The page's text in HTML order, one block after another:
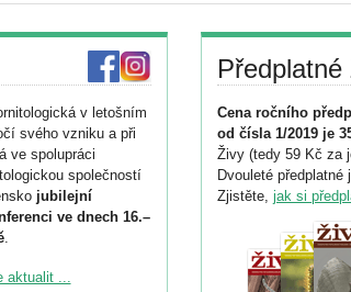
v letošním
svého vzniku a při
ve spolupráci
společností
jubilejní
ve dnech 16.–
.
ke konferenci
aktualit ...
Předplatné
Cena ročního
od čísla 1/2019 je
Živy (tedy 59 Kč za
Dvouleté předplatné
Zjistěte, jak si